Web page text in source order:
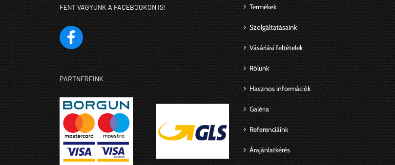
FENT VAGYUNK A FACEBOOKON IS!
PARTNEREINK
Termékek
Szolgáltatásaink
Vásárlási feltételek
Rólunk
Hasznos információk
Galéria
Referenciáink
Árajánlatkérés